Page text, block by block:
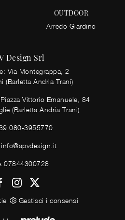
OUTDOOR
Arredo Giardino
Design Srl
Via Montegrappa, 2
(Barletta Andria Trani)
Vittorio Emanuele, 84
(Barletta Andria Trani)
080-3955770
info@apvdesign.it
07844300728
Gestisci i consensi